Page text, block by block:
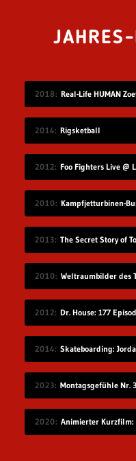
2018 Real-Life HUMAN
2014 Rigsketball
2012 Foo Fighters Live @
2010 Kampfjetturbinen-
2013 The Secret Story of
2010 Weltraumbilder des
2012 Dr. House: 177
2014 Skateboarding:
2023 Montagsgefühle Nr.
2020 Animierter Kurzfilm: